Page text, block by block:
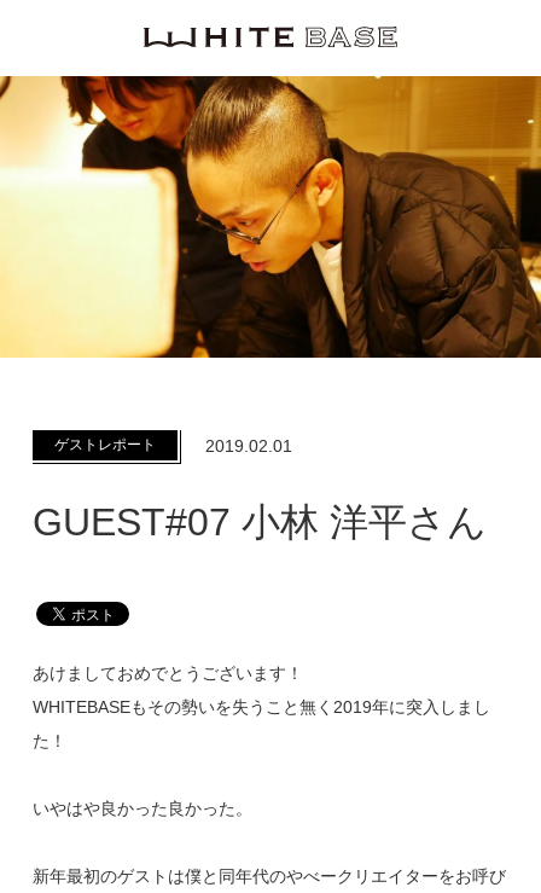
GUEST#07 小林 洋平さん
ゲストレポート 2019.02.01
あけましておめでとうございます！
WHITEBASEもその勢いを失うこと無く2019年に突入しまし
た！
いやはや良かった良かった。
新年最初のゲストは僕と同年代のやべークリエイターをお呼び